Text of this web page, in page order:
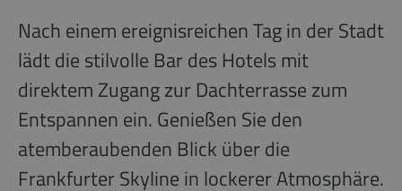
Nach einem ereignisreichen Tag in der Stadt
lädt die stilvolle Bar des Hotels mit
direktem Zugang zur Dachterrasse zum
Entspannen ein. Genießen Sie den
atemberaubenden Blick über die
Frankfurter Skyline in lockerer Atmosphäre.